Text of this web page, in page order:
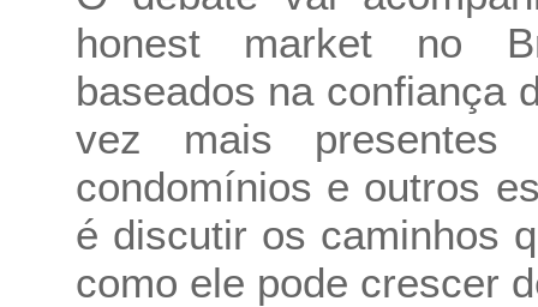
honest market no
baseados na confiança
vez mais presentes
condomínios e outros
é discutir os caminhos
como ele pode crescer